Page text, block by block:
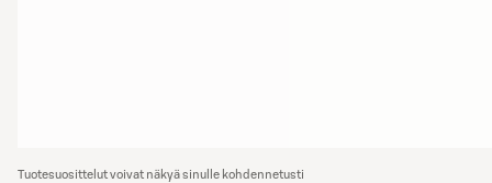
Tuotesuosittelut voivat näkyä sinulle kohdennetusti